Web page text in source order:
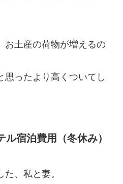
お土産の荷物が増えるの
思ったより高くついてし
宿泊費用（冬休み）
、私と妻。